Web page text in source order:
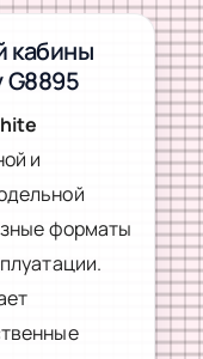
кабины
G8895
и
форматы